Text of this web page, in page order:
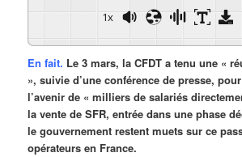
1x
En fait. Le 3 mars, la CFDT a tenu une «
», suivie d’une conférence de presse,
l’avenir de « milliers de salariés
la vente de SFR, entrée dans une phase
le gouvernement restent muets sur ce
opérateurs en France.